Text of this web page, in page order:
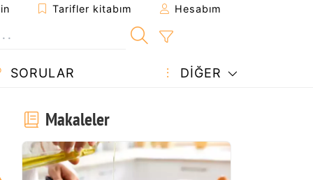
Tarifler kitabım Hesabım
SORULAR DIĞER
Makaleler